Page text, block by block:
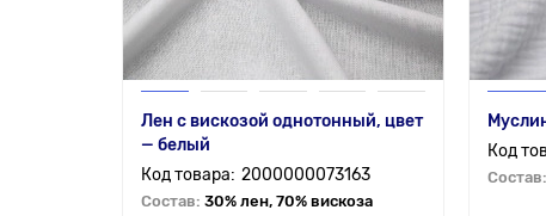
Лен с вискозой однотонный, цвет
— белый
2000000073163
Состав: 30% лен, 70% вискоза
Состав: